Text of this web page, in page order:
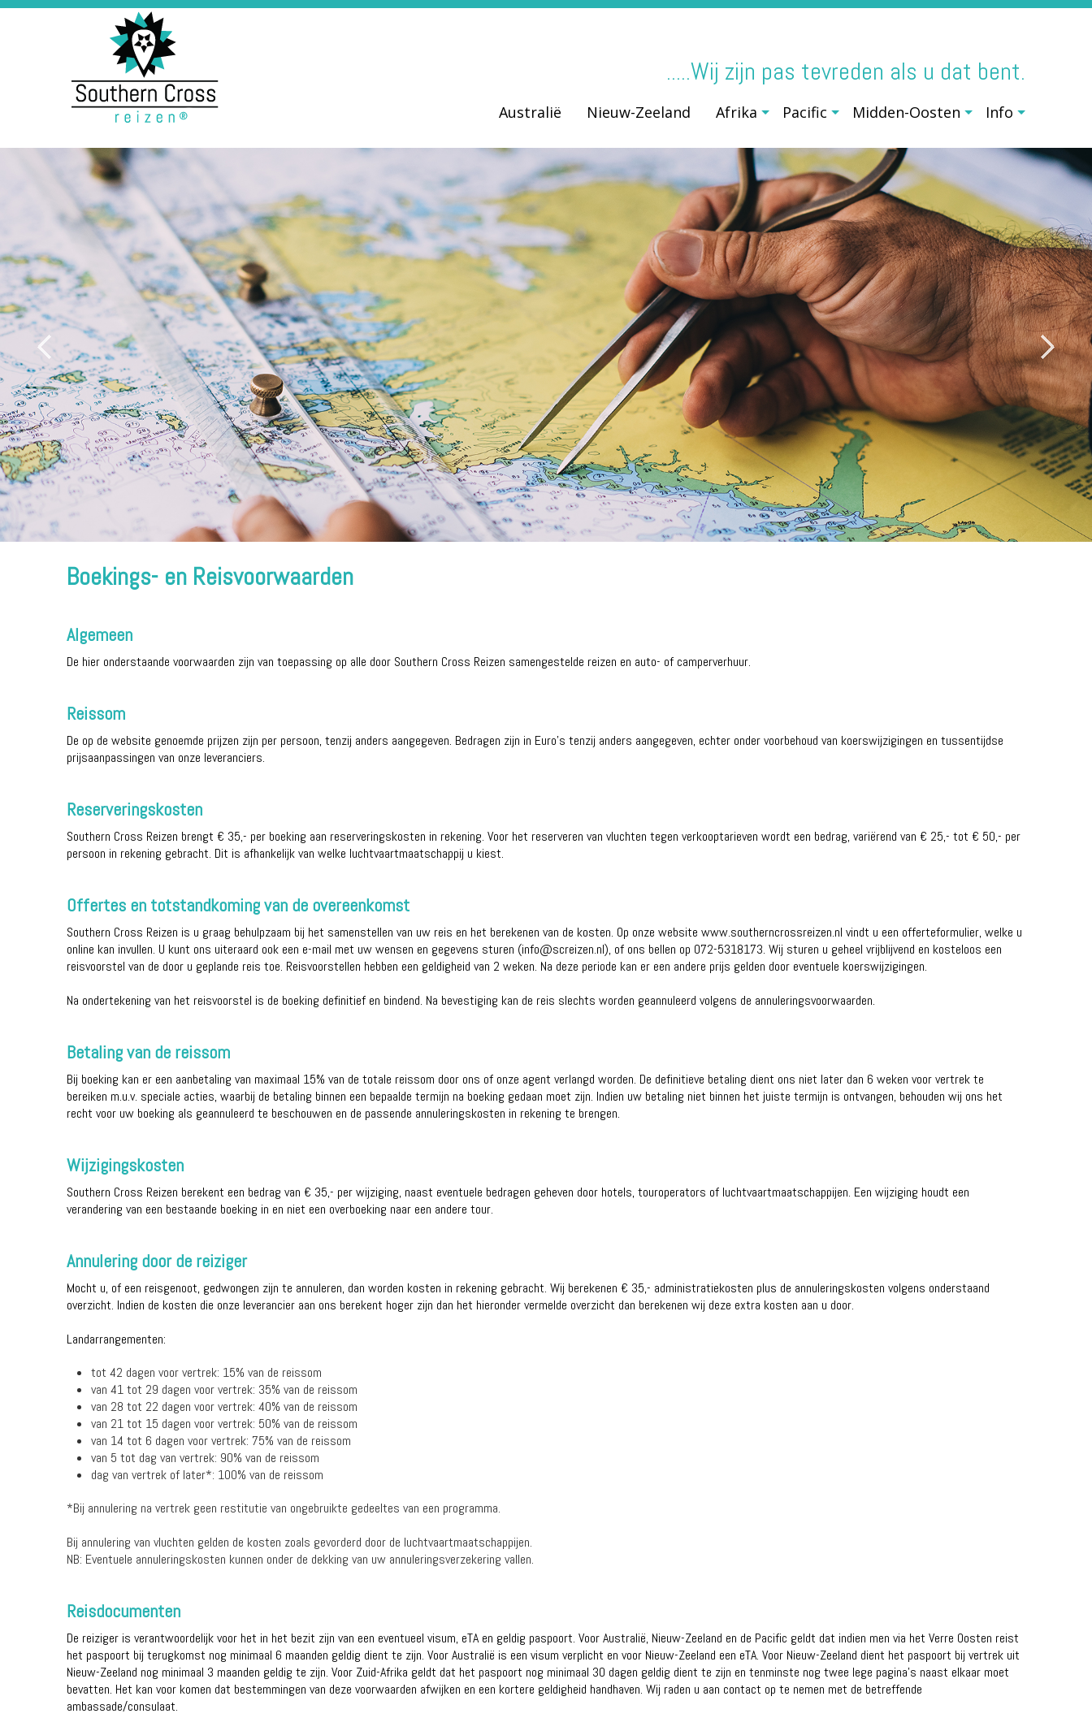
.....Wij zijn pas tevreden als u dat bent.
Australië Nieuw-Zeeland Afrika Pacific Midden-Oosten Info
Boekings- en Reisvoorwaarden
Algemeen
De hier onderstaande voorwaarden zijn van toepassing op alle door Southern Cross Reizen samengestelde reizen en auto- of camperverhuur.
Reissom
De op de website genoemde prijzen zijn per persoon, tenzij anders aangegeven. Bedragen zijn in Euro’s tenzij anders aangegeven, echter onder voorbehoud van koerswijzigingen en tussentijdse
prijsaanpassingen van onze leveranciers.
Reserveringskosten
Southern Cross Reizen brengt € 35,- per boeking aan reserveringskosten in rekening. Voor het reserveren van vluchten tegen verkooptarieven wordt een bedrag, variërend van € 25,- tot € 50,- per
persoon in rekening gebracht. Dit is afhankelijk van welke luchtvaartmaatschappij u kiest.
Offertes en totstandkoming van de overeenkomst
Southern Cross Reizen is u graag behulpzaam bij het samenstellen van uw reis en het berekenen van de kosten. Op onze website www.southerncrossreizen.nl vindt u een offerteformulier, welke u
online kan invullen. U kunt ons uiteraard ook een e-mail met uw wensen en gegevens sturen (info@screizen.nl), of ons bellen op 072-5318173. Wij sturen u geheel vrijblijvend en kosteloos een
reisvoorstel van de door u geplande reis toe. Reisvoorstellen hebben een geldigheid van 2 weken. Na deze periode kan er een andere prijs gelden door eventuele koerswijzigingen.
Na ondertekening van het reisvoorstel is de boeking definitief en bindend. Na bevestiging kan de reis slechts worden geannuleerd volgens de annuleringsvoorwaarden.
Betaling van de reissom
Bij boeking kan er een aanbetaling van maximaal 15% van de totale reissom door ons of onze agent verlangd worden. De definitieve betaling dient ons niet later dan 6 weken voor vertrek te
bereiken m.u.v. speciale acties, waarbij de betaling binnen een bepaalde termijn na boeking gedaan moet zijn. Indien uw betaling niet binnen het juiste termijn is ontvangen, behouden wij ons het
recht voor uw boeking als geannuleerd te beschouwen en de passende annuleringskosten in rekening te brengen.
Wijzigingskosten
Southern Cross Reizen berekent een bedrag van € 35,- per wijziging, naast eventuele bedragen geheven door hotels, touroperators of luchtvaartmaatschappijen. Een wijziging houdt een
verandering van een bestaande boeking in en niet een overboeking naar een andere tour.
Annulering door de reiziger
Mocht u, of een reisgenoot, gedwongen zijn te annuleren, dan worden kosten in rekening gebracht. Wij berekenen € 35,- administratiekosten plus de annuleringskosten volgens onderstaand
overzicht. Indien de kosten die onze leverancier aan ons berekent hoger zijn dan het hieronder vermelde overzicht dan berekenen wij deze extra kosten aan u door.
Landarrangementen:
tot 42 dagen voor vertrek: 15% van de reissom
van 41 tot 29 dagen voor vertrek: 35% van de reissom
van 28 tot 22 dagen voor vertrek: 40% van de reissom
van 21 tot 15 dagen voor vertrek: 50% van de reissom
van 14 tot 6 dagen voor vertrek: 75% van de reissom
van 5 tot dag van vertrek: 90% van de reissom
dag van vertrek of later*: 100% van de reissom
*Bij annulering na vertrek geen restitutie van ongebruikte gedeeltes van een programma.
Bij annulering van vluchten gelden de kosten zoals gevorderd door de luchtvaartmaatschappijen.
NB: Eventuele annuleringskosten kunnen onder de dekking van uw annuleringsverzekering vallen.
Reisdocumenten
De reiziger is verantwoordelijk voor het in het bezit zijn van een eventueel visum, eTA en geldig paspoort. Voor Australië, Nieuw-Zeeland en de Pacific geldt dat indien men via het Verre Oosten reist
het paspoort bij terugkomst nog minimaal 6 maanden geldig dient te zijn. Voor Australië is een visum verplicht en voor Nieuw-Zeeland een eTA. Voor Nieuw-Zeeland dient het paspoort bij vertrek uit
Nieuw-Zeeland nog minimaal 3 maanden geldig te zijn. Voor Zuid-Afrika geldt dat het paspoort nog minimaal 30 dagen geldig dient te zijn en tenminste nog twee lege pagina’s naast elkaar moet
bevatten. Het kan voor komen dat bestemmingen van deze voorwaarden afwijken en een kortere geldigheid handhaven. Wij raden u aan contact op te nemen met de betreffende
ambassade/consulaat.